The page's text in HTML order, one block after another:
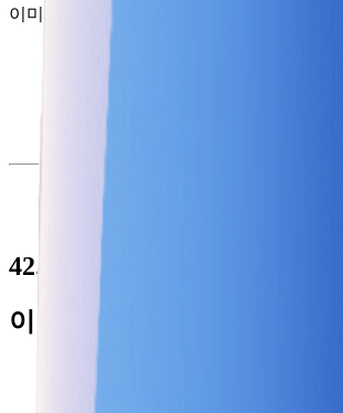
이미지 출처 : 토스 앱
42.
이 기능은 이런 의도로 만들